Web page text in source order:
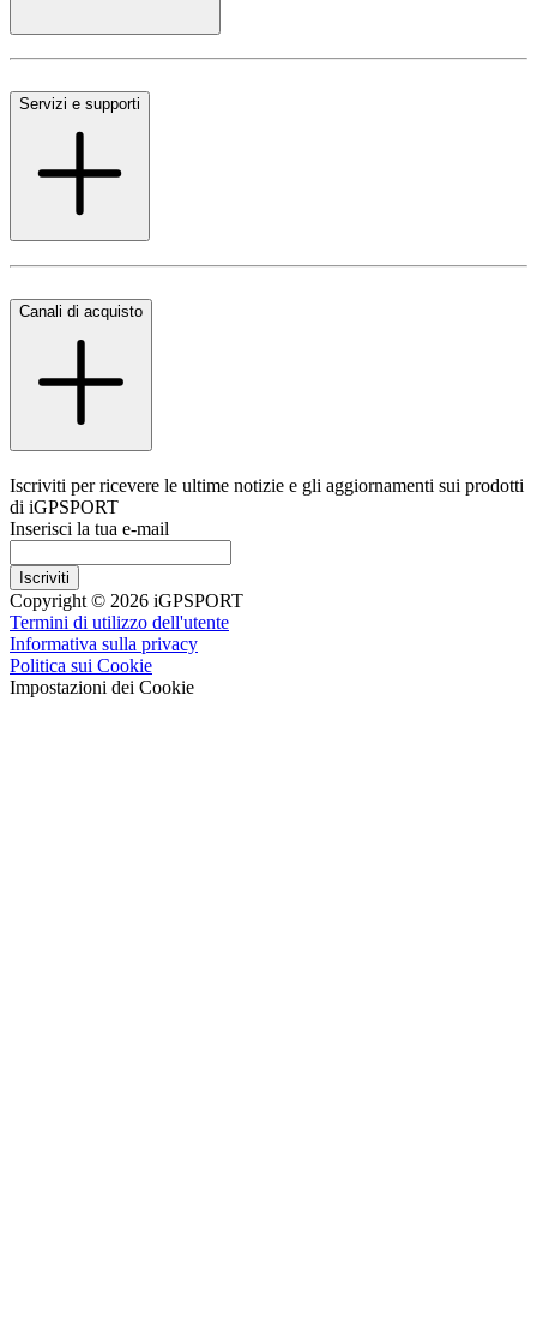
Servizi e supporti
Canali di acquisto
Iscriviti per ricevere le ultime notizie e gli aggiornamenti sui prodotti
di iGPSPORT
Inserisci la tua e-mail
Iscriviti
Copyright © 2026 iGPSPORT
Termini di utilizzo dell'utente
Informativa sulla privacy
Politica sui Cookie
Impostazioni dei Cookie